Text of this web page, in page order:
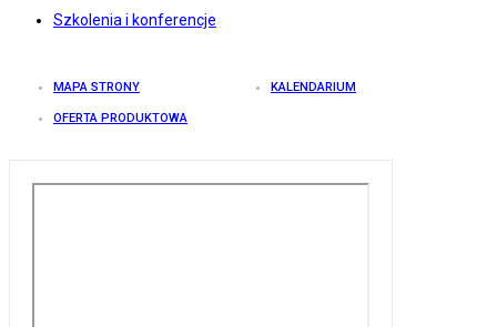
Szkolenia i konferencje
MAPA STRONY KALENDARIUM
OFERTA PRODUKTOWA